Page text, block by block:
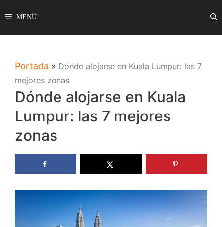
al
contenido
MENÚ
Portada » Dónde alojarse en Kuala Lumpur: las 7
mejores zonas
Dónde alojarse en Kuala
Lumpur: las 7 mejores
zonas